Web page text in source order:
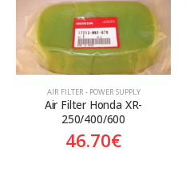
Aftermarket
Γνήσιο
AIR FILTER - POWER SUPPLY
Air Filter Honda XR-
250/400/600
46.70€